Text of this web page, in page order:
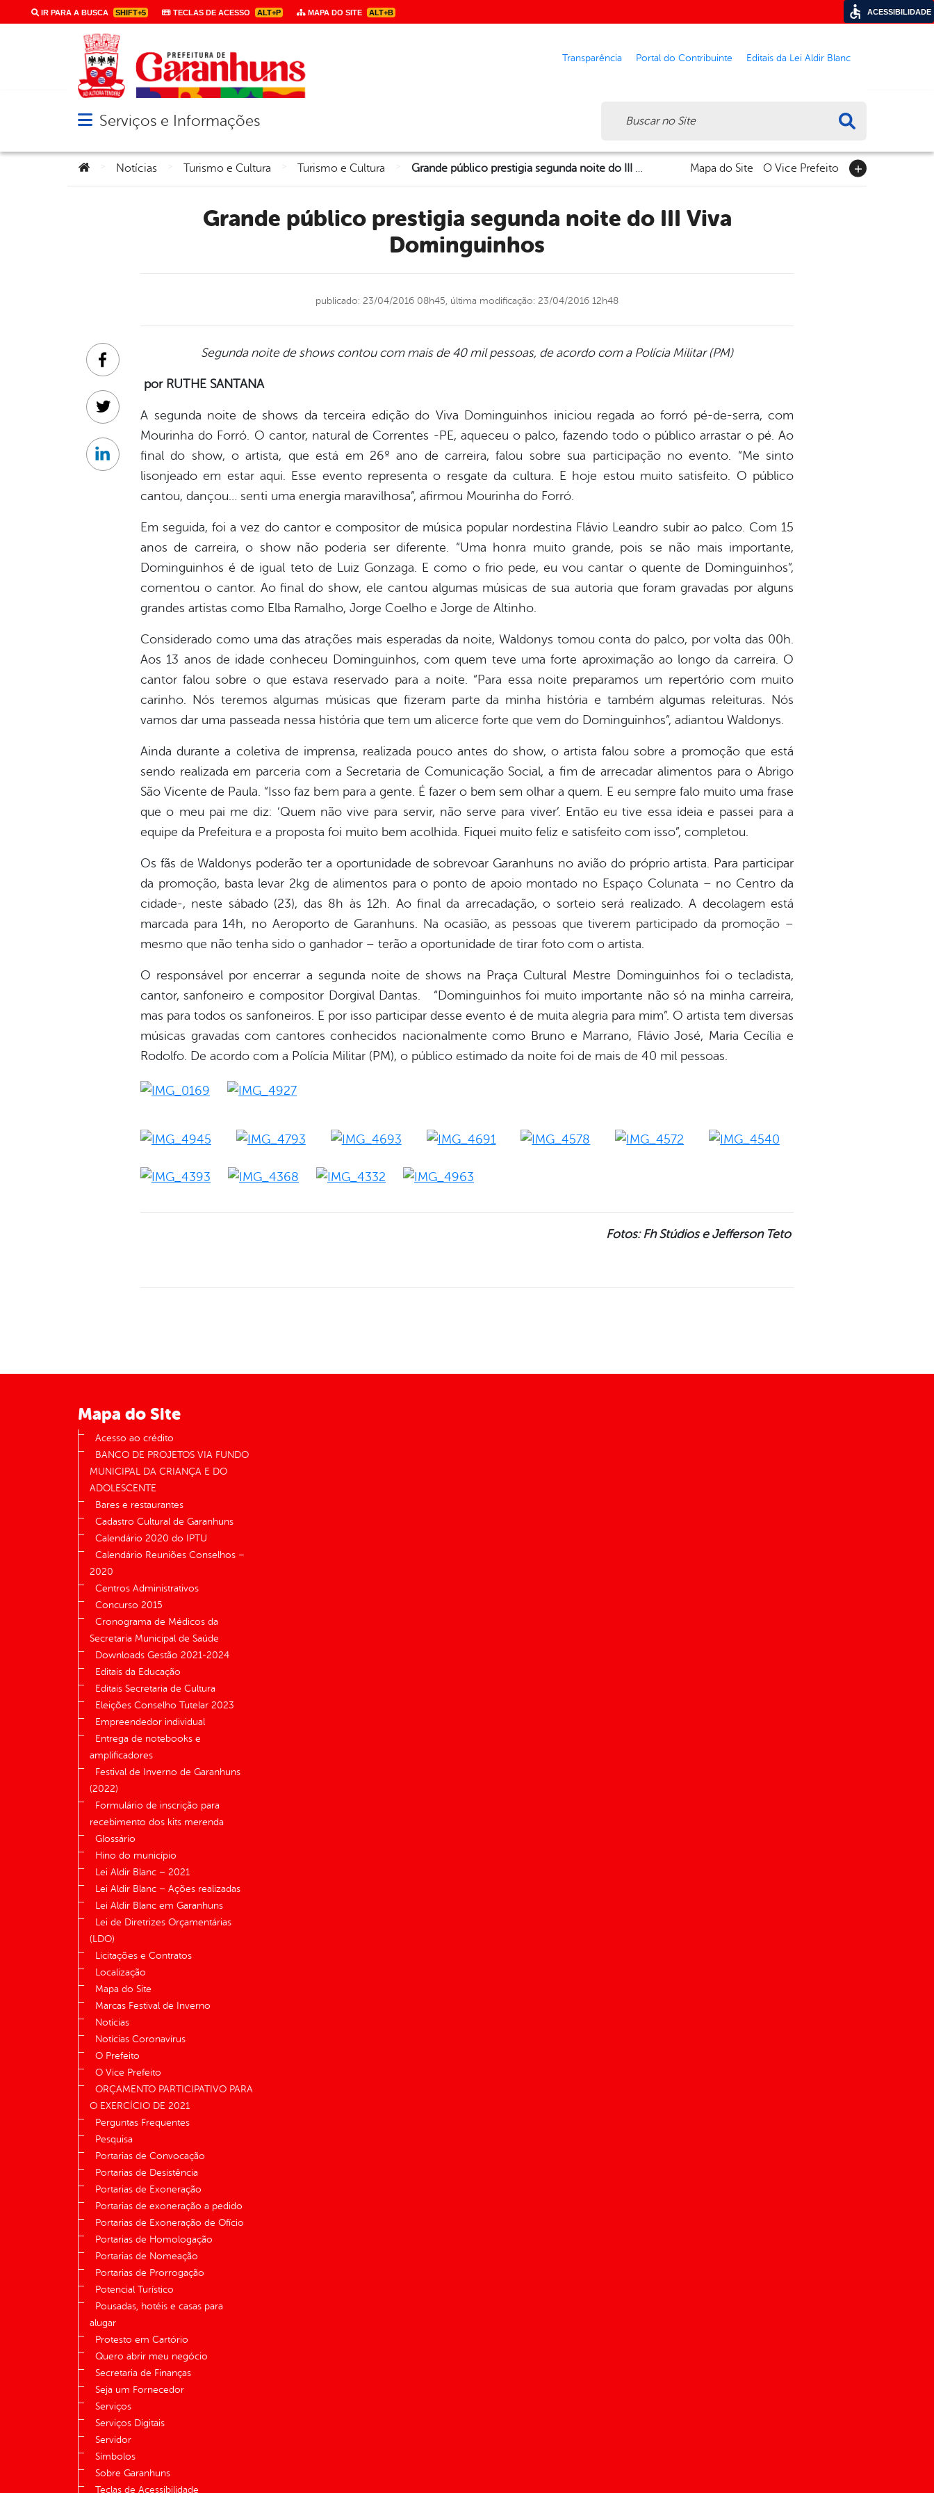
IR PARA A BUSCA SHIFT+5 TECLAS DE ACESSO ALT+P MAPA DO SITE ALT+B
Transparência Portal do Contribuinte Editais da Lei Aldir Blanc
Abrir menu principal de navegação
Serviços e Informações
Você está aqui:
Notícias Turismo e Cultura Turismo e Cultura Grande público prestigia segunda noite do III Viva Dominguinhos Mapa do Site O Vice Prefeito
Grande público prestigia segunda noite do III Viva
Dominguinhos
publicado: 23/04/2016 08h45, última modificação: 23/04/2016 12h48
Segunda noite de shows contou com mais de 40 mil pessoas, de acordo com a Polícia Militar (PM)
por RUTHE SANTANA
A segunda noite de shows da terceira edição do Viva Dominguinhos iniciou regada ao forró pé-de-serra, com
Mourinha do Forró. O cantor, natural de Correntes -PE, aqueceu o palco, fazendo todo o público arrastar o pé. Ao
final do show, o artista, que está em 26º ano de carreira, falou sobre sua participação no evento. “Me sinto
lisonjeado em estar aqui. Esse evento representa o resgate da cultura. E hoje estou muito satisfeito. O público
cantou, dançou… senti uma energia maravilhosa”, afirmou Mourinha do Forró.
Em seguida, foi a vez do cantor e compositor de música popular nordestina Flávio Leandro subir ao palco. Com 15
anos de carreira, o show não poderia ser diferente. “Uma honra muito grande, pois se não mais importante,
Dominguinhos é de igual teto de Luiz Gonzaga. E como o frio pede, eu vou cantar o quente de Dominguinhos”,
comentou o cantor. Ao final do show, ele cantou algumas músicas de sua autoria que foram gravadas por alguns
grandes artistas como Elba Ramalho, Jorge Coelho e Jorge de Altinho.
Considerado como uma das atrações mais esperadas da noite, Waldonys tomou conta do palco, por volta das 00h.
Aos 13 anos de idade conheceu Dominguinhos, com quem teve uma forte aproximação ao longo da carreira. O
cantor falou sobre o que estava reservado para a noite. “Para essa noite preparamos um repertório com muito
carinho. Nós teremos algumas músicas que fizeram parte da minha história e também algumas releituras. Nós
vamos dar uma passeada nessa história que tem um alicerce forte que vem do Dominguinhos”, adiantou Waldonys.
Ainda durante a coletiva de imprensa, realizada pouco antes do show, o artista falou sobre a promoção que está
sendo realizada em parceria com a Secretaria de Comunicação Social, a fim de arrecadar alimentos para o Abrigo
São Vicente de Paula. “Isso faz bem para a gente. É fazer o bem sem olhar a quem. E eu sempre falo muito uma frase
que o meu pai me diz: ‘Quem não vive para servir, não serve para viver’. Então eu tive essa ideia e passei para a
equipe da Prefeitura e a proposta foi muito bem acolhida. Fiquei muito feliz e satisfeito com isso”, completou.
Os fãs de Waldonys poderão ter a oportunidade de sobrevoar Garanhuns no avião do próprio artista. Para participar
da promoção, basta levar 2kg de alimentos para o ponto de apoio montado no Espaço Colunata – no Centro da
cidade-, neste sábado (23), das 8h às 12h. Ao final da arrecadação, o sorteio será realizado. A decolagem está
marcada para 14h, no Aeroporto de Garanhuns. Na ocasião, as pessoas que tiverem participado da promoção –
mesmo que não tenha sido o ganhador – terão a oportunidade de tirar foto com o artista.
O responsável por encerrar a segunda noite de shows na Praça Cultural Mestre Dominguinhos foi o tecladista,
cantor, sanfoneiro e compositor Dorgival Dantas. “Dominguinhos foi muito importante não só na minha carreira,
mas para todos os sanfoneiros. E por isso participar desse evento é de muita alegria para mim”. O artista tem diversas
músicas gravadas com cantores conhecidos nacionalmente como Bruno e Marrano, Flávio José, Maria Cecília e
Rodolfo. De acordo com a Polícia Militar (PM), o público estimado da noite foi de mais de 40 mil pessoas.
Fotos: Fh Stúdios e Jefferson Teto
Facebook
Twitter
Linkedin
Mapa do Site
Acesso ao crédito
BANCO DE PROJETOS VIA FUNDO
MUNICIPAL DA CRIANÇA E DO
ADOLESCENTE
Bares e restaurantes
Cadastro Cultural de Garanhuns
Calendário 2020 do IPTU
Calendário Reuniões Conselhos –
2020
Centros Administrativos
Concurso 2015
Cronograma de Médicos da
Secretaria Municipal de Saúde
Downloads Gestão 2021-2024
Editais da Educação
Editais Secretaria de Cultura
Eleições Conselho Tutelar 2023
Empreendedor individual
Entrega de notebooks e
amplificadores
Festival de Inverno de Garanhuns
(2022)
Formulário de inscrição para
recebimento dos kits merenda
Glossário
Hino do município
Lei Aldir Blanc – 2021
Lei Aldir Blanc – Ações realizadas
Lei Aldir Blanc em Garanhuns
Lei de Diretrizes Orçamentárias
(LDO)
Licitações e Contratos
Localização
Mapa do Site
Marcas Festival de Inverno
Notícias
Notícias Coronavírus
O Prefeito
O Vice Prefeito
ORÇAMENTO PARTICIPATIVO PARA
O EXERCÍCIO DE 2021
Perguntas Frequentes
Pesquisa
Portarias de Convocação
Portarias de Desistência
Portarias de Exoneração
Portarias de exoneração a pedido
Portarias de Exoneração de Ofício
Portarias de Homologação
Portarias de Nomeação
Portarias de Prorrogação
Potencial Turístico
Pousadas, hotéis e casas para
alugar
Protesto em Cartório
Quero abrir meu negócio
Secretaria de Finanças
Seja um Fornecedor
Serviços
Serviços Digitais
Servidor
Símbolos
Sobre Garanhuns
Teclas de Acessibilidade
ACESSIBILIDADE